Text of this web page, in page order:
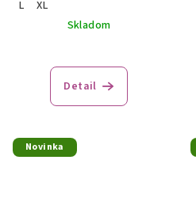
L
XL
Skladom
Detail
Novinka